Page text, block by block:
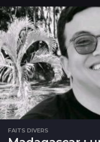
n
e
s
FAITS DIVERS